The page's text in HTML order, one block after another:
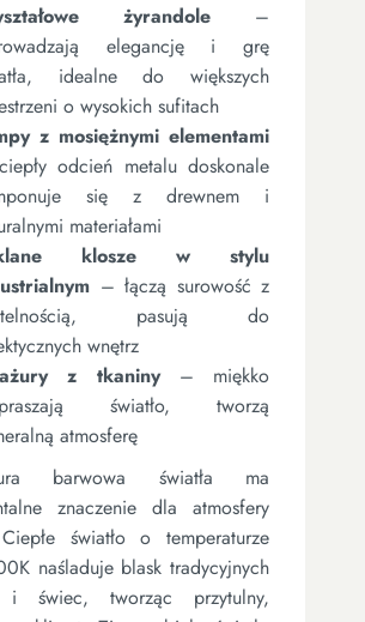
żyrandole –
elegancję i grę
idealne do większych
o wysokich sufitach
z mosiężnymi elementami
odcień metalu doskonale
się z drewnem i
materiałami
klosze w stylu
– łączą surowość z
pasują do
wnętrz
z tkaniny– miękko
światło, tworzą
atmosferę
barwowa światła ma
znaczenie dla atmosfery
światło o temperaturze
naśladuje blask tradycyjnych
i świec, tworząc przytulny,